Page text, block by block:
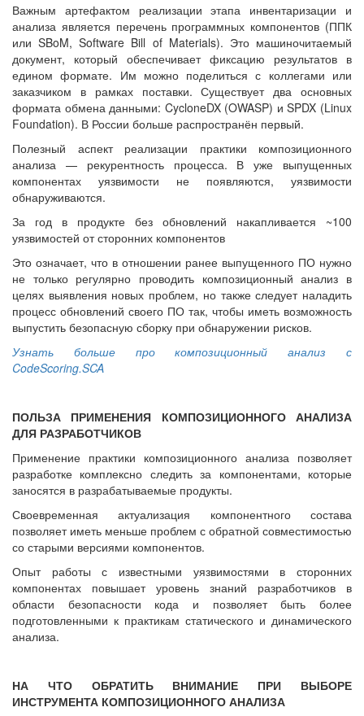
Важным артефактом реализации этапа инвентаризации и
анализа является перечень программных компонентов (ППК
или SBoM, Software Bill of Materials). Это машиночитаемый
документ, который обеспечивает фиксацию результатов в
едином формате. Им можно поделиться с коллегами или
заказчиком в рамках поставки. Существует два основных
формата обмена данными: CycloneDX (OWASP) и SPDX (Linux
Foundation). В России больше распространён первый.
Полезный аспект реализации практики композиционного
анализа — ​рекурентность процесса. В уже выпущенных
компонентах уязвимости не появляются, уязвимости
обнаруживаются.
За год в продукте без обновлений накапливается ~100
уязвимостей от сторонних компонентов
Это означает, что в отношении ранее выпущенного ПО нужно
не только регулярно проводить композиционный анализ в
целях выявления новых проблем, но также следует наладить
процесс обновлений своего ПО так, чтобы иметь возможность
выпустить безопасную сборку при обнаружении рисков.
Узнать больше про композиционный анализ с
CodeScoring.SCA
ПОЛЬЗА ПРИМЕНЕНИЯ КОМПОЗИЦИОННОГО АНАЛИЗА
ДЛЯ РАЗРАБОТЧИКОВ
Применение практики композиционного анализа позволяет
разработке комплексно следить за компонентами, которые
заносятся в разрабатываемые продукты.
Своевременная актуализация компонентного состава
позволяет иметь меньше проблем с обратной совместимостью
со старыми версиями компонентов.
Опыт работы с известными уязвимостями в сторонних
компонентах повышает уровень знаний разработчиков в
области безопасности кода и позволяет быть более
подготовленными к практикам статического и динамического
анализа.
НА ЧТО ОБРАТИТЬ ВНИМАНИЕ ПРИ ВЫБОРЕ
ИНСТРУМЕНТА КОМПОЗИЦИОННОГО АНАЛИЗА